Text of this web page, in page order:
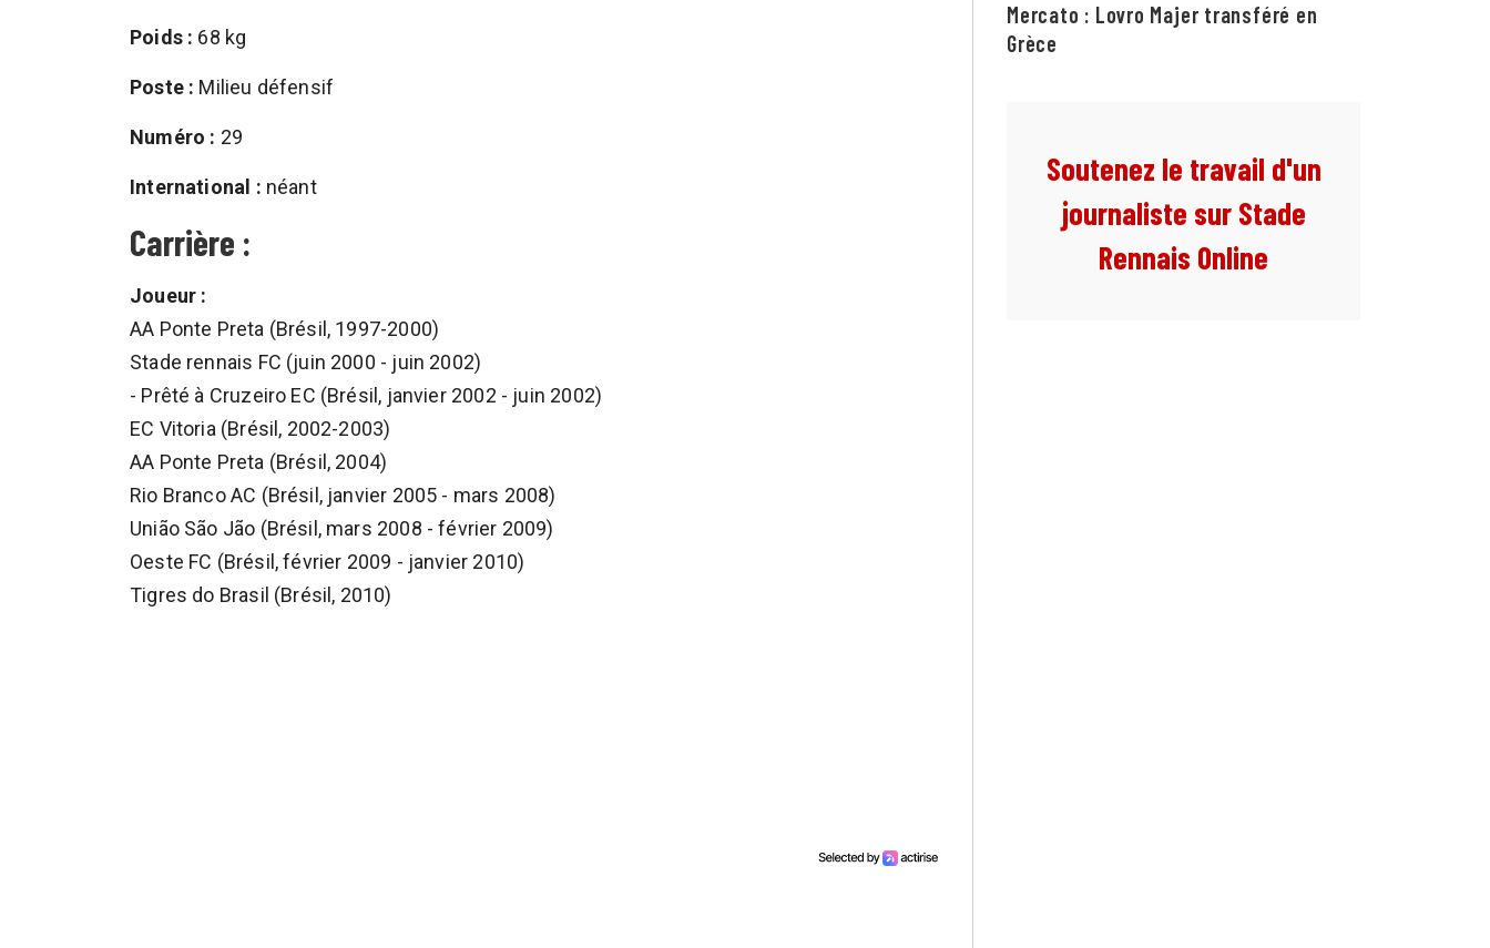
Poids : 68 kg
Poste : Milieu défensif
Numéro : 29
International : néant
Carrière :
Joueur :
AA Ponte Preta (Brésil, 1997-2000)
Stade rennais FC (juin 2000 - juin 2002)
- Prêté à Cruzeiro EC (Brésil, janvier 2002 - juin 2002)
EC Vitoria (Brésil, 2002-2003)
AA Ponte Preta (Brésil, 2004)
Rio Branco AC (Brésil, janvier 2005 - mars 2008)
União São Jão (Brésil, mars 2008 - février 2009)
Oeste FC (Brésil, février 2009 - janvier 2010)
Tigres do Brasil (Brésil, 2010)
Mercato : Lovro Majer transféré en
Grèce
Soutenez le travail d'un
journaliste sur Stade
Rennais Online